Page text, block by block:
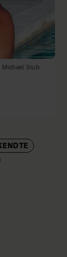
Michael Stub